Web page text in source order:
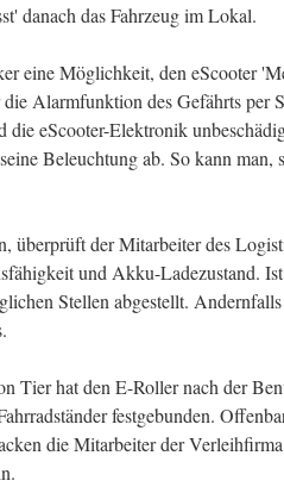
danach das Fahrzeug im Lokal.
eine Möglichkeit, den eScooter
Alarmfunktion des Gefährts per
eScooter-Elektronik
Beleuchtung ab. So kann man,
überprüft der Mitarbeiter des
und Akku-Ladezustand.
Stellen abgestellt.
Tier hat den E-Roller nach der
festgebunden.
die Mitarbeiter der